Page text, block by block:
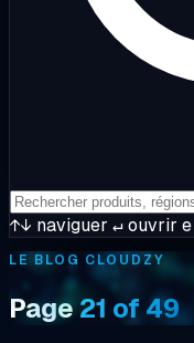
↑↓ naviguer ↵ouvrir
LE BLOG CLOUDZY
Page21 of 49